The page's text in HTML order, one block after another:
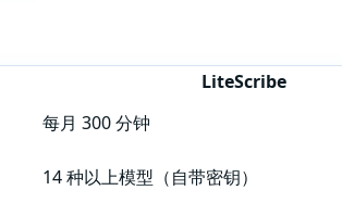
LiteScribe
每月 300 分钟
14 种以上模型（自带密钥）